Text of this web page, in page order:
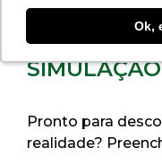
Ok,
Ok,
SIMULAÇÃO
Pronto para
realidade?